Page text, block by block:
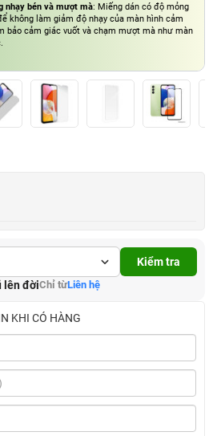
nhạy bén và mượt mà: Miếng dán có độ mỏng
không làm giảm độ nhạy của màn hình cảm
bảo cảm giác vuốt và chạm mượt mà như màn
Kiểm tra
lên đờiChỉ từLiên hệ
KHI CÓ HÀNG